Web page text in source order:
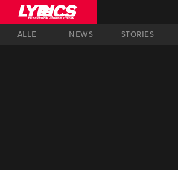
ALLE NEWS STORIES